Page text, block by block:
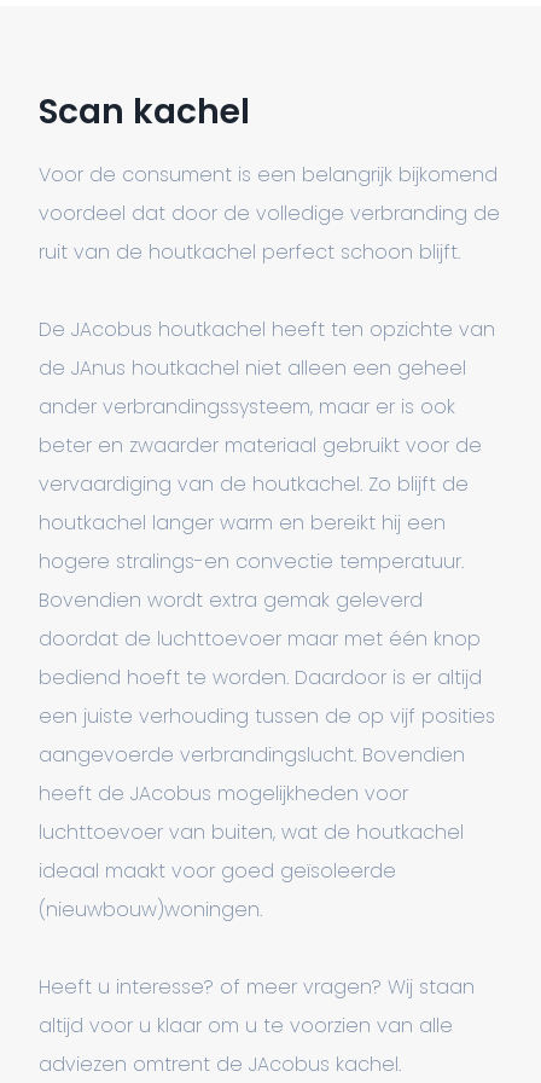
Scan kachel
Voor de consument is een belangrijk bijkomend
voordeel dat door de volledige verbranding de
ruit van de houtkachel perfect schoon blijft.
De JAcobus houtkachel heeft ten opzichte van
de JAnus houtkachel niet alleen een geheel
ander verbrandingssysteem, maar er is ook
beter en zwaarder materiaal gebruikt voor de
vervaardiging van de houtkachel. Zo blijft de
houtkachel langer warm en bereikt hij een
hogere stralings-en convectie temperatuur.
Bovendien wordt extra gemak geleverd
doordat de luchttoevoer maar met één knop
bediend hoeft te worden. Daardoor is er altijd
een juiste verhouding tussen de op vijf posities
aangevoerde verbrandingslucht. Bovendien
heeft de JAcobus mogelijkheden voor
luchttoevoer van buiten, wat de houtkachel
ideaal maakt voor goed geïsoleerde
(nieuwbouw)woningen.
Heeft u interesse? of meer vragen? Wij staan
altijd voor u klaar om u te voorzien van alle
adviezen omtrent de JAcobus kachel.